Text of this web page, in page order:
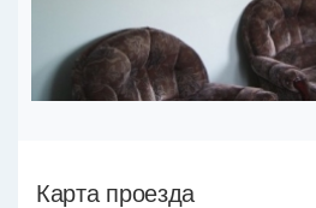
Карта проезда